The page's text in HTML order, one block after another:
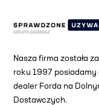
Nasza firma została
roku 1997
dealer Forda na
Dostawczych.